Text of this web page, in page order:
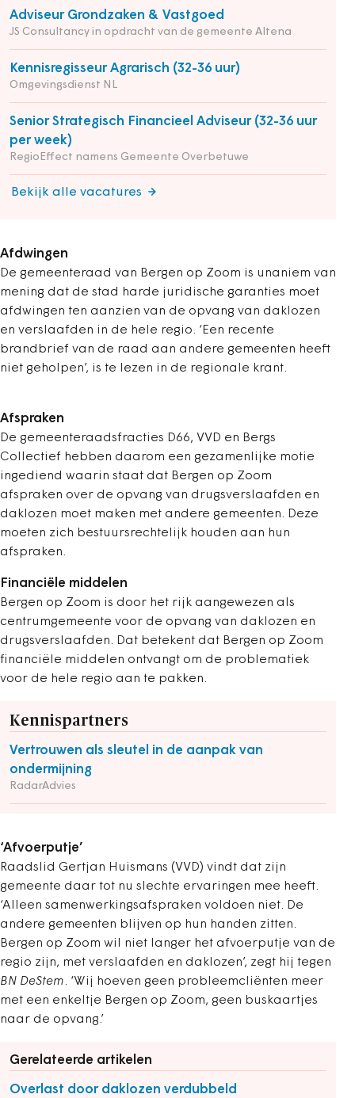
Adviseur Grondzaken & Vastgoed
JS Consultancy in opdracht van de gemeente Altena
Kennisregisseur Agrarisch (32-36 uur)
Omgevingsdienst NL
Senior Strategisch Financieel Adviseur (32-36 uur
per week)
RegioEffect namens Gemeente Overbetuwe
Bekijk alle vacatures
Afdwingen
De gemeenteraad van Bergen op Zoom is unaniem van
mening dat de stad harde juridische garanties moet
afdwingen ten aanzien van de opvang van daklozen
en verslaafden in de hele regio. ‘Een recente
brandbrief van de raad aan andere gemeenten heeft
niet geholpen’, is te lezen in de regionale krant.
Afspraken
De gemeenteraadsfracties D66, VVD en Bergs
Collectief hebben daarom een gezamenlijke motie
ingediend waarin staat dat Bergen op Zoom
afspraken over de opvang van drugsverslaafden en
daklozen moet maken met andere gemeenten. Deze
moeten zich bestuursrechtelijk houden aan hun
afspraken.
Financiële middelen
Bergen op Zoom is door het rijk aangewezen als
centrumgemeente voor de opvang van daklozen en
drugsverslaafden. Dat betekent dat Bergen op Zoom
financiële middelen ontvangt om de problematiek
voor de hele regio aan te pakken.
Kennispartners
Vertrouwen als sleutel in de aanpak van
ondermijning
RadarAdvies
‘Afvoerputje’
Raadslid Gertjan Huismans (VVD) vindt dat zijn
gemeente daar tot nu slechte ervaringen mee heeft.
‘Alleen samenwerkingsafspraken voldoen niet. De
andere gemeenten blijven op hun handen zitten.
Bergen op Zoom wil niet langer het afvoerputje van de
regio zijn, met verslaafden en daklozen’, zegt hij tegen
BN DeStem. ‘Wij hoeven geen probleemcliënten meer
met een enkeltje Bergen op Zoom, geen buskaartjes
naar de opvang.’
Gerelateerde artikelen
Overlast door daklozen verdubbeld